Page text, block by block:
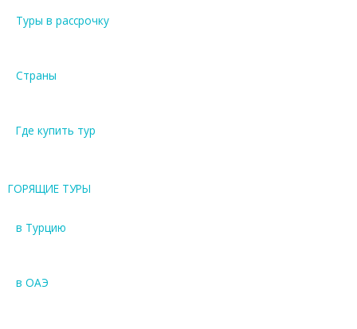
Туры в рассрочку
Страны
Где купить тур
ГОРЯЩИЕ ТУРЫ
в Турцию
в ОАЭ